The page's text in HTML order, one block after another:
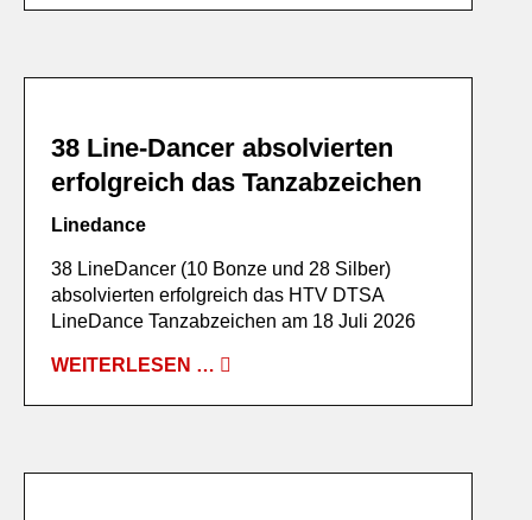
38 Line-Dancer absolvierten
erfolgreich das Tanzabzeichen
Linedance
38 LineDancer (10 Bonze und 28 Silber)
absolvierten erfolgreich das HTV DTSA
LineDance Tanzabzeichen am 18 Juli 2026
WEITERLESEN …